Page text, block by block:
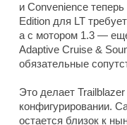
и Convenience
Edition для LT
а с мотором 1.3 —
Adaptive Cruise &
обязательные
Это делает
конфигурировании.
остается близок к